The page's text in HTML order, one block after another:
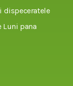
dispeceratele
Luni pana